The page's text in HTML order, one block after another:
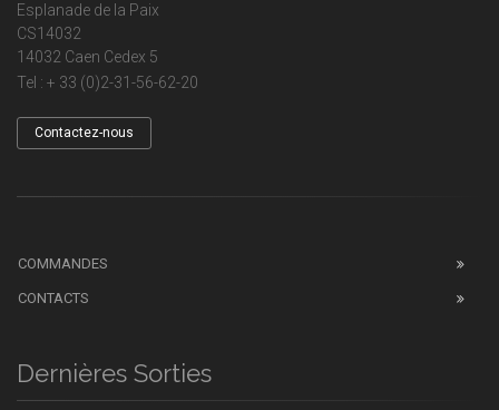
Esplanade de la Paix
CS14032
14032 Caen Cedex 5
Tel : + 33 (0)2-31-56-62-20
Contactez-nous
COMMANDES
CONTACTS
Dernières Sorties